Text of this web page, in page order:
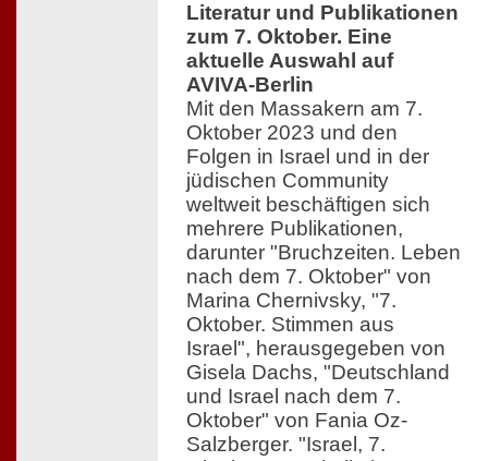
Literatur und Publikationen
zum 7. Oktober. Eine
aktuelle Auswahl auf
AVIVA-Berlin
Mit den Massakern am 7.
Oktober 2023 und den
Folgen in Israel und in der
jüdischen Community
weltweit beschäftigen sich
mehrere Publikationen,
darunter "Bruchzeiten. Leben
nach dem 7. Oktober" von
Marina Chernivsky, "7.
Oktober. Stimmen aus
Israel", herausgegeben von
Gisela Dachs, "Deutschland
und Israel nach dem 7.
Oktober" von Fania Oz-
Salzberger. "Israel, 7.